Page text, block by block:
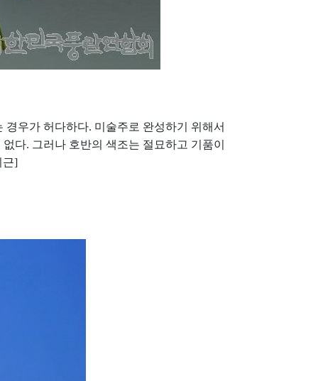
경우가 허다하다. 미술주로 완성하기 위해서
없다. 그러나 호반의 색조는 절묘하고 기품이
근]